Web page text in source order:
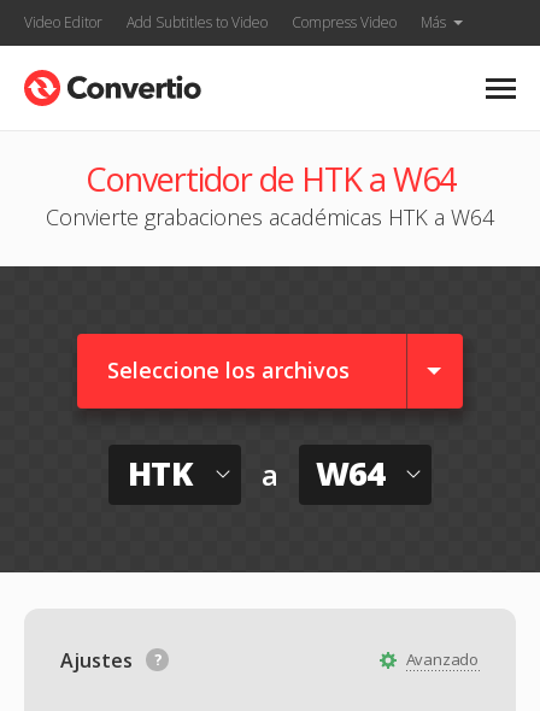
Video Editor Add Subtitles to Video Compress Video Más
Convertidor de HTK a W64
Convierte grabaciones académicas HTK a W64
Seleccione los archivos
HTK a W64
Avanzado
Ajustes